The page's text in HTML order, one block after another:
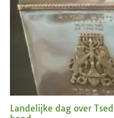
Landelijke dag over